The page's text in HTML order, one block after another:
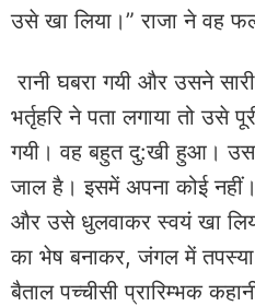
उसे खा लिया।” राजा ने वह
रानी घबरा गयी और उसने
भर्तृहरि ने पता लगाया तो उसे
गयी। वह बहुत दु:खी हुआ।
जाल है। इसमें अपना कोई
और उसे धुलवाकर स्वयं खा
का भेष बनाकर, जंगल में
बैताल पच्चीसी प्रारिम्भक